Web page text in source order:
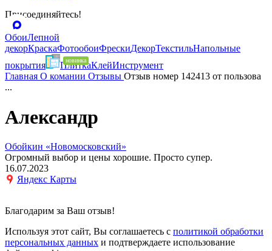
Присоединяйтесь!
ОбоиЛепной
декорКраскаФотообоиФрескиДекорТекстильНапольные
покрытия
ПлиткаКлейИнструмент
Главная О комании Отзывы Отзыв номер 142413 от пользова
...
Александр
Обойкин «Новомосковский»
Огромный выбор и цены хорошие. Просто супер.
16.07.2023
Яндекс Карты
Благодарим за Ваш отзыв!
Используя этот сайт, Вы соглашаетесь с политикой обработки
персональных данных и подтверждаете использование